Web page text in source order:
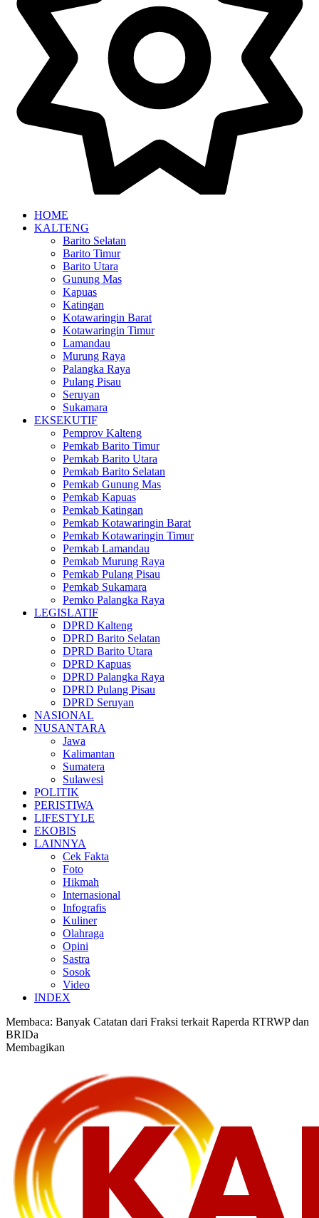
HOME
KALTENG
Barito Selatan
Barito Timur
Barito Utara
Gunung Mas
Kapuas
Katingan
Kotawaringin Barat
Kotawaringin Timur
Lamandau
Murung Raya
Palangka Raya
Pulang Pisau
Seruyan
Sukamara
EKSEKUTIF
Pemprov Kalteng
Pemkab Barito Timur
Pemkab Barito Utara
Pemkab Barito Selatan
Pemkab Gunung Mas
Pemkab Kapuas
Pemkab Katingan
Pemkab Kotawaringin Barat
Pemkab Kotawaringin Timur
Pemkab Lamandau
Pemkab Murung Raya
Pemkab Pulang Pisau
Pemkab Sukamara
Pemko Palangka Raya
LEGISLATIF
DPRD Kalteng
DPRD Barito Selatan
DPRD Barito Utara
DPRD Kapuas
DPRD Palangka Raya
DPRD Pulang Pisau
DPRD Seruyan
NASIONAL
NUSANTARA
Jawa
Kalimantan
Sumatera
Sulawesi
POLITIK
PERISTIWA
LIFESTYLE
EKOBIS
LAINNYA
Cek Fakta
Foto
Hikmah
Internasional
Infografis
Kuliner
Olahraga
Opini
Sastra
Sosok
Video
INDEX
Membaca: Banyak Catatan dari Fraksi terkait Raperda RTRWP dan
BRIDa
Membagikan